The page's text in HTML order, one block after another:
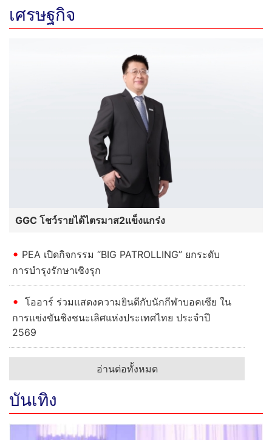
เศรษฐกิจ
GGC โชว์รายได้ไตรมาส2แข็งแกร่ง
PEA เปิดกิจกรรม “BIG PATROLLING” ยกระดับ
การบำรุงรักษาเชิงรุก
โออาร์ ร่วมแสดงความยินดีกับนักกีฬาบอคเซีย ใน
การแข่งขันชิงชนะเลิศแห่งประเทศไทย ประจำปี
2569
อ่านต่อทั้งหมด
บันเทิง